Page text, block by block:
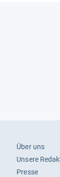
Über uns
Unsere
Presse